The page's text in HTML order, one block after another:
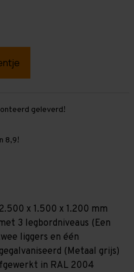
geleverd!
8,9!
x 1.500 x 1.200 mm
3 legbordniveaus (Een
liggers en één
(Metaal grijs)
in RAL 2004